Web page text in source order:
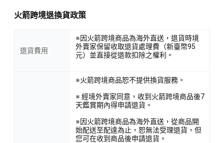
火箭跨境退換貨政策
退貨費用
※因火箭跨境商品為海外直送，退貨時境
外賣家保留收取退貨處理費（新臺幣95
元）並直接從退款扣除之權利。
※火箭跨境商品恕不提供換貨服務。
※ 經境外賣家同意，收到火箭跨境商品後7
天鑑賞期內得申請退貨。
※因火箭跨境商品為海外直送，從商品開
始配送至配達為止，恕無法受理退貨，但
您可在收到商品後申請退貨。